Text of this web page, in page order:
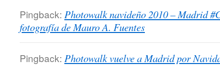
Pingback: Photowalk navideño 2010 – Madrid
fotografía de Mauro A. Fuentes
Pingback: Photowalk vuelve a Madrid por